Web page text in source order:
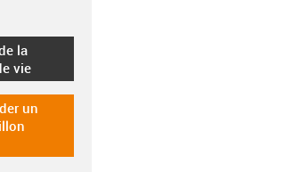
la
vie
un